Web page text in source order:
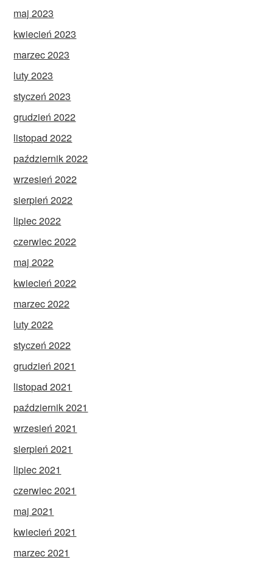
maj 2023
kwiecień 2023
marzec 2023
luty 2023
styczeń 2023
grudzień 2022
listopad 2022
październik 2022
wrzesień 2022
sierpień 2022
lipiec 2022
czerwiec 2022
maj 2022
kwiecień 2022
marzec 2022
luty 2022
styczeń 2022
grudzień 2021
listopad 2021
październik 2021
wrzesień 2021
sierpień 2021
lipiec 2021
czerwiec 2021
maj 2021
kwiecień 2021
marzec 2021